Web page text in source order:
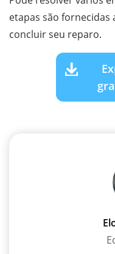
etapas são fornecidas
concluir seu reparo.